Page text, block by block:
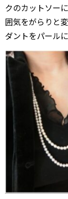
クのカットソー
囲気をがらりと
ダントをパール